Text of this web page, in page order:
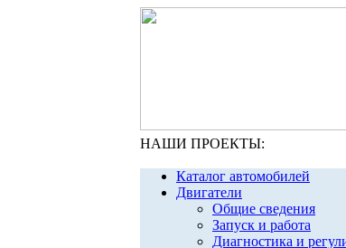
НАШИ ПРОЕКТЫ:
Каталог автомобилей
Двигатели
Общие сведения
Запуск и работа
Диагностика и